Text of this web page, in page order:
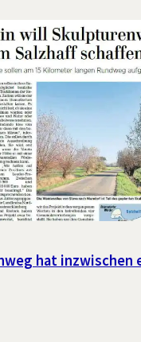
hat inzwischen